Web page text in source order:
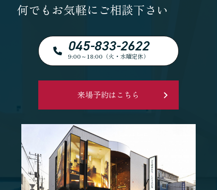
何でもお気軽にご相談下さい
045-833-2622
9:00～18:00（火・水曜定休）
来場予約はこちら